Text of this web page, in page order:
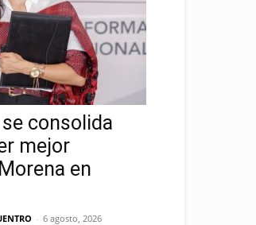
consolida
mejor
en
- 6 agosto, 2026